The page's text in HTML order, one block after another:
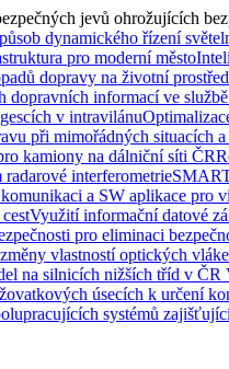
jevů ohrožujících
dynamického řízení
pro moderní město
dopravy na životní
dopravních informací ve
v intravilánu
při mimořádných situacích
kamiony na dálniční síti ČR
interferometrie
a SW aplikace pro
Využití informační datové
pro eliminaci
vlastností optických
na silnicích nižších tříd v ČR
úsecích k určení
systémů